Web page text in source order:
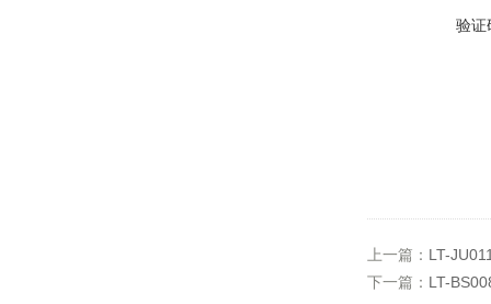
验证
上一篇： LT-
下一篇： LT-